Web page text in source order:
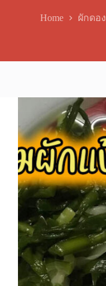
Home ผักดอง